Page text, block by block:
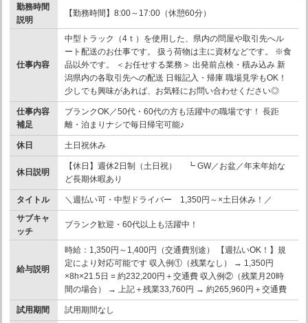
勤務時間
説明
【勤務時間】8:00～17:00（休憩60分）
仕事内容
中型トラック（4ｔ）を使用した、県内の問屋や取引先へル
ート配送のお仕事です。 扱う荷物は主に資材などです。 ※食
品以外です。 ＜お任せする業務＞ 出発前点検・積み込み 新
潟県内の各取引先への配送 日報記入・帰庫 職場見学もOK！
少しでも興味があれば、お気軽にお問い合わせください◎
仕事内容
補足
ブランクOK／50代・60代の方も活躍中の職場です！ 長距
離・泊まりナシで毎日帰宅可能♪
休日 土日祝休み
休日説明
【休日】週休2日制（土日祝） ┗ GW／お盆／年末年始な
ど長期休暇あり
タイトル
＼週払い可・中型ドライバー 1,350円～×土日休み！／
サブキャ
ッチ
ブランク歓迎・60代以上も活躍中！
給与説明
時給：1,350円～1,400円（交通費別途） 【週払いOK！】規
定により対応可能です 収入例①（残業なし） → 1,350円
×8h×21.5日 = 約232,200円＋交通費 収入例②（残業月20時
間の場合） → 上記＋残業33,760円 → 約265,960円＋交通費
試用期間
試用期間なし